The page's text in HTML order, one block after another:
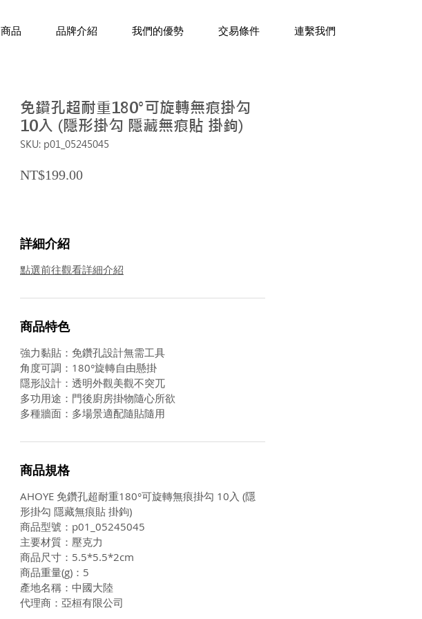
商品 品牌介紹 我們的優勢 交易條件 連繫我們
免鑽孔超耐重180°可旋轉無痕掛勾
10入 (隱形掛勾 隱藏無痕貼 掛鉤)
SKU: p01_05245045
NT$199.00Price
詳細介紹
點選前往觀看詳細介紹
商品特色
強力黏貼：免鑽孔設計無需工具
角度可調：180°旋轉自由懸掛
隱形設計：透明外觀美觀不突兀
多功用途：門後廚房掛物隨心所欲
多種牆面：多場景適配隨貼隨用
商品規格
AHOYE 免鑽孔超耐重180°可旋轉無痕掛勾 10入 (隱
形掛勾 隱藏無痕貼 掛鉤)
商品型號：p01_05245045
主要材質：壓克力
商品尺寸：5.5*5.5*2cm
商品重量(g)：5
產地名稱：中國大陸
代理商：亞桓有限公司